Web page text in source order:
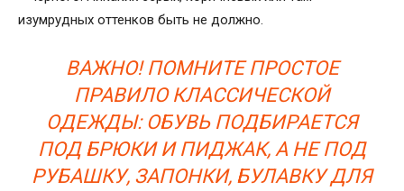
изумрудных оттенков быть не должно.
ВАЖНО! ПОМНИТЕ ПРОСТОЕ
ПРАВИЛО КЛАССИЧЕСКОЙ
ОДЕЖДЫ: ОБУВЬ ПОДБИРАЕТСЯ
ПОД БРЮКИ И ПИДЖАК, А НЕ ПОД
РУБАШКУ, ЗАПОНКИ, БУЛАВКУ ДЛЯ